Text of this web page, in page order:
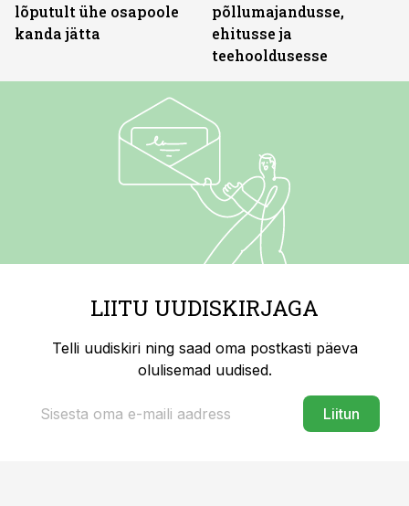
lõputult ühe osapoole
kanda jätta
põllumajandusse,
ehitusse ja
teehooldusesse
LIITU UUDISKIRJAGA
Telli uudiskiri ning saad oma postkasti päeva
olulisemad uudised.
Liitun